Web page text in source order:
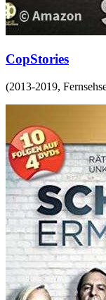
CopStories
(2013-2019,